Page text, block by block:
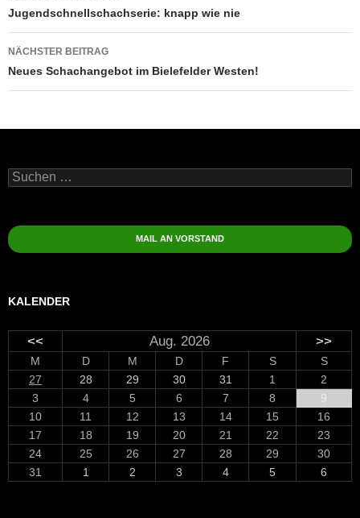
Jugendschnellschachserie: knapp wie nie
NÄCHSTER BEITRAG
Neues Schachangebot im Bielefelder Westen!
Suchen
nach:
MAIL AN VORSTAND
KALENDER
<< Aug. 2026 >>
M D M D F S
S
27
28 29 30 31 1
2
3
4 5 6 7 8
9
10
11 12 13 14 15
16
17
18 19 20 21 22
23
24
25 26 27 28 29
30
31
1 2 3 4 5 6